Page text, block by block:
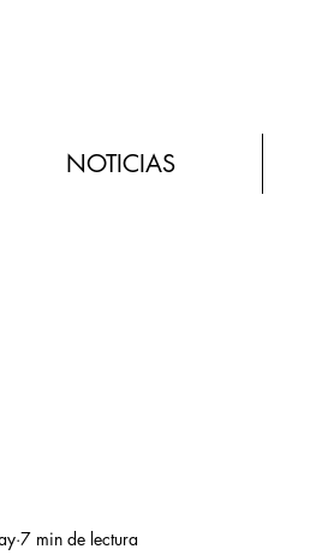
NOTICIAS
7 min de lectura